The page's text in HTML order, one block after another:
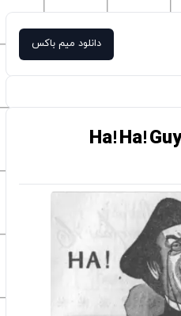
دانلود میم باکس